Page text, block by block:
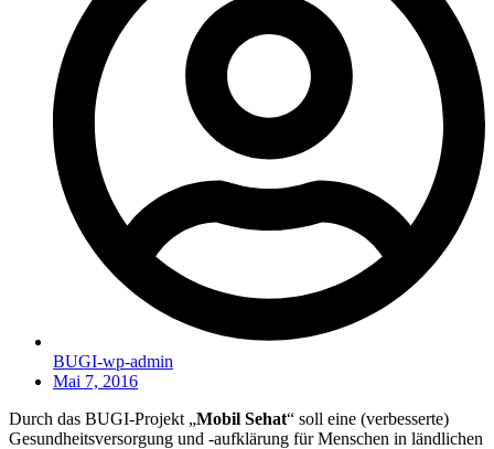
BUGI-wp-admin
Mai 7, 2016
Durch das BUGI-Projekt „Mobil Sehat“ soll eine (verbesserte)
Gesundheitsversorgung und -aufklärung für Menschen in ländlichen